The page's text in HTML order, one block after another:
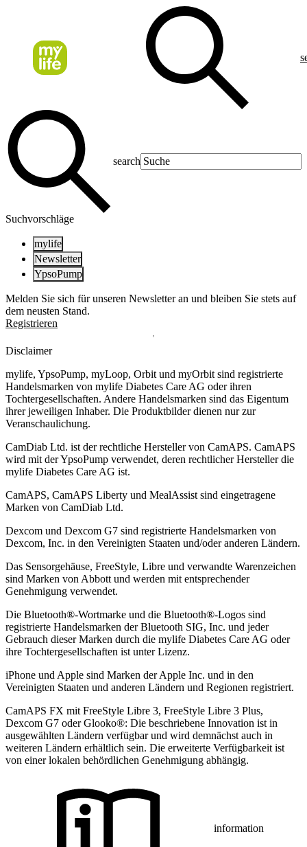
search
Suchvorschläge
mylife
Newsletter
YpsoPump
Melden Sie sich für unseren Newsletter an und bleiben Sie stets auf
dem neusten Stand.
Registrieren
Disclaimer
mylife, YpsoPump, myLoop, Orbit und myOrbit sind registrierte
Handelsmarken von mylife Diabetes Care AG oder ihren
Tochtergesellschaften. Andere Handelsmarken sind das Eigentum
ihrer jeweiligen Inhaber. Die Produktbilder dienen nur zur
Veranschaulichung.
CamDiab Ltd. ist der rechtliche Hersteller von CamAPS. CamAPS
wird mit der YpsoPump verwendet, deren rechtlicher Hersteller die
mylife Diabetes Care AG ist.
CamAPS, CamAPS Liberty und MealAssist sind eingetragene
Marken von CamDiab Ltd.
Dexcom und Dexcom G7 sind registrierte Handelsmarken von
Dexcom, Inc. in den Vereinigten Staaten und/oder anderen Ländern.
Das Sensorgehäuse, FreeStyle, Libre und verwandte Warenzeichen
sind Marken von Abbott und werden mit entsprechender
Genehmigung verwendet.
Die Bluetooth®-Wortmarke und die Bluetooth®-Logos sind
registrierte Handelsmarken der Bluetooth SIG, Inc. und jeder
Gebrauch dieser Marken durch die mylife Diabetes Care AG oder
ihre Tochtergesellschaften ist unter Lizenz.
iPhone und Apple sind Marken der Apple Inc. und in den
Vereinigten Staaten und anderen Ländern und Regionen registriert.
CamAPS FX mit FreeStyle Libre 3, FreeStyle Libre 3 Plus,
Dexcom G7 oder Glooko®: Die beschriebene Innovation ist in
ausgewählten Ländern verfügbar und wird demnächst auch in
weiteren Ländern erhältlich sein. Die erweiterte Verfügbarkeit ist
von einer lokalen behördlichen Genehmigung abhängig.
information